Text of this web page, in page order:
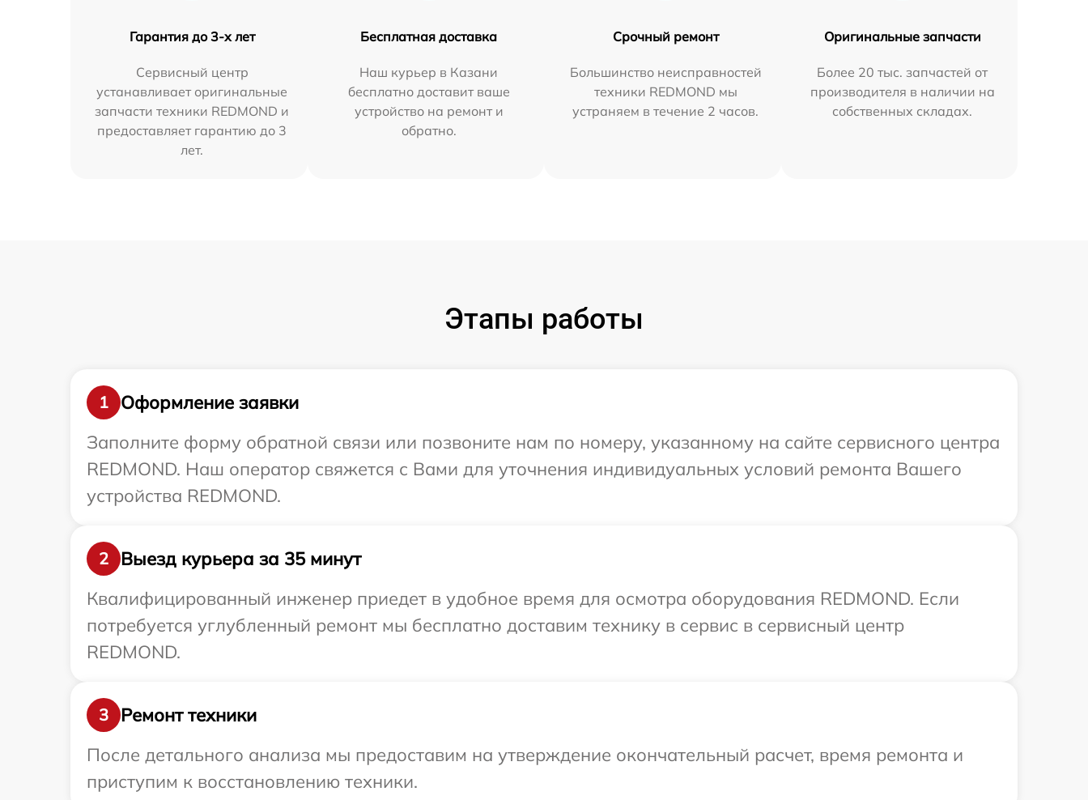
Гарантия до 3-х лет
Сервисный центр
устанавливает оригинальные
запчасти техники REDMOND и
предоставляет гарантию до 3
лет.
Бесплатная доставка
Наш курьер в Казани
бесплатно доставит ваше
устройство на ремонт и
обратно.
Срочный ремонт
Большинство неисправностей
техники REDMOND мы
устраняем в течение 2 часов.
Оригинальные запчасти
Более 20 тыс. запчастей от
производителя в наличии на
собственных складах.
Этапы работы
1
Оформление заявки
Заполните форму обратной связи или позвоните нам по номеру, указанному на сайте сервисного центра
REDMOND. Наш оператор свяжется с Вами для уточнения индивидуальных условий ремонта Вашего
устройства REDMOND.
2
Выезд курьера за 35 минут
Квалифицированный инженер приедет в удобное время для осмотра оборудования REDMOND. Если
потребуется углубленный ремонт мы бесплатно доставим технику в сервис в сервисный центр
REDMOND.
3
Ремонт техники
После детального анализа мы предоставим на утверждение окончательный расчет, время ремонта и
приступим к восстановлению техники.